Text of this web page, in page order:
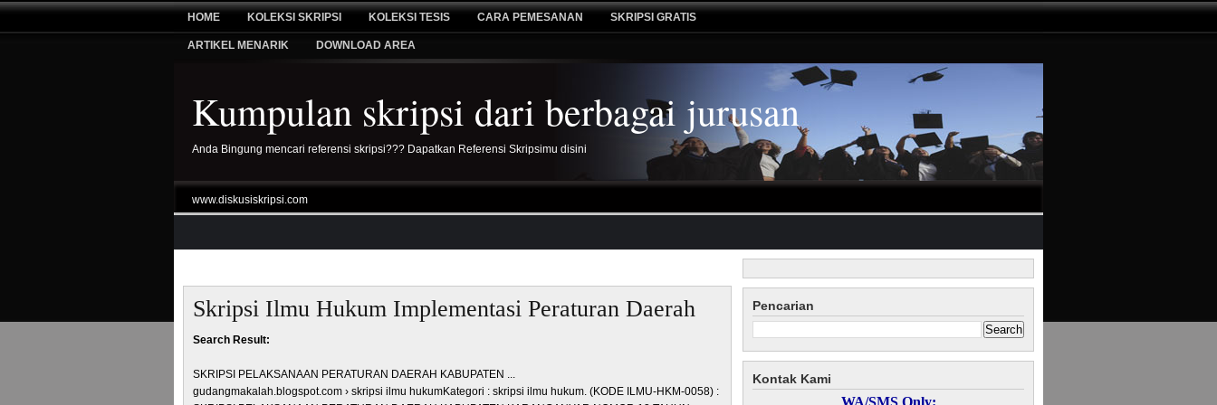
HOME KOLEKSI SKRIPSI KOLEKSI TESIS CARA PEMESANAN SKRIPSI GRATIS
ARTIKEL MENARIK DOWNLOAD AREA
Kumpulan skripsi dari berbagai jurusan
Anda Bingung mencari referensi skripsi??? Dapatkan Referensi Skripsimu disini
www.diskusiskripsi.com
Skripsi Ilmu Hukum Implementasi Peraturan Daerah
Search Result:
SKRIPSI PELAKSANAAN PERATURAN DAERAH KABUPATEN ...
gudangmakalah.blogspot.com › skripsi ilmu hukumKategori : skripsi ilmu hukum. (KODE ILMU-HKM-0058) :
Pencarian
Kontak Kami
WA/SMS Only: